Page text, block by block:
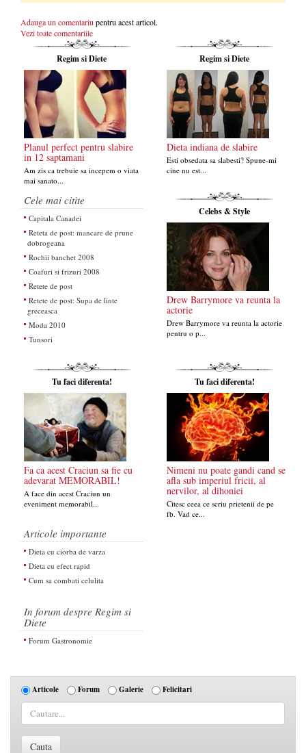
Adauga un comentariu pentru acest articol.
Vezi toate comentariile
Regim si Diete
Planul perfect pentru slabire
in 12 saptamani
Am zis ca trebuie sa incepem o viata
mai sanato...
Regim si Diete
Dieta indiana de slabire
Esti obsedata sa slabesti? Spune-mi
cine nu est...
Cele mai citite
Capitala Canadei
Reteta de post: mancare de prune
dobrogeana
Rochii banchet 2008
Coafuri si frizuri 2008
Retete de post
Retete de post: Supa de linte
greceasca
Moda 2010
Tunsori
Celebs & Style
Drew Barrymore va reunta la
actorie
Drew Barrymore va reunta la actorie
pentru o p...
Tu faci diferenta!
Fa ca acest Craciun sa fie cu
adevarat MEMORABIL!
A face din acest Craciun un
eveniment memorabil...
Tu faci diferenta!
Nimeni nu poate gandi cand se
afla sub imperiul fricii, al
nervilor, al dihoniei
Citesc ceea ce scriu prietenii de pe
fb. Vad ce...
Articole importante
Dieta cu ciorba de varza
Dieta cu efect rapid
Cum sa combati celulita
In forum despre Regim si
Diete
Forum Gastronomie
Articole Forum Galerie Felicitari